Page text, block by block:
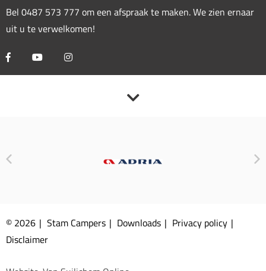
Bel 0487 573 777 om een afspraak te maken. We zien ernaar
uit u te verwelkomen!
© 2026 Stam Campers Downloads
Privacy policy
Disclaimer